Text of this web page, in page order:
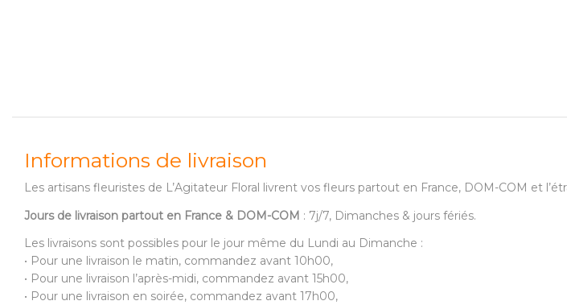
Informations de livraison
Les artisans fleuristes de L’Agitateur Floral livrent vos fleurs partout en France, DOM-COM et
Jours de livraison partout en France & DOM-COM : 7j/7, Dimanches & jours fériés.
Les livraisons sont possibles pour le jour même du Lundi au Dimanche :
• Pour une livraison le matin, commandez avant 10h00,
• Pour une livraison l’après-midi, commandez avant 15h00,
• Pour une livraison en soirée, commandez avant 17h00,